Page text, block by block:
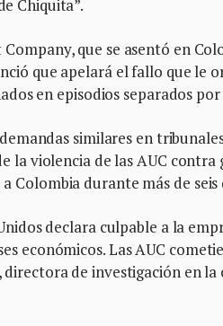
Chiquita”.
que se asentó en
que apelará el fallo que le
en episodios separados por
similares en
la violencia de las AUC contra
durante más de seis
declara culpable a la
económicos. Las AUC
directora de investigación en